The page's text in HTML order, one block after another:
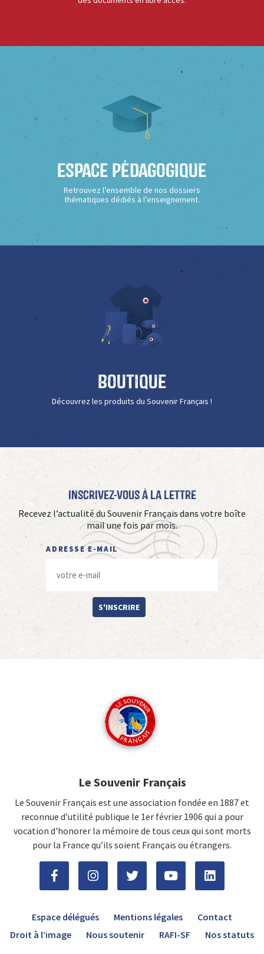
Espace Pédagogique
Retrouvez l’ensemble de nos dossiers
thématiques dédiés à l’enseignement.
Boutique
Découvrez les produits du Souvenir Français !
Inscrivez-vous à La Lettre
Recevez l’actualité du Souvenir Français dans votre boîte
mail une fois par mois.
ADRESSE E-MAIL
S'INSCRIRE
Le Souvenir Français
Le Souvenir Français est une association fondée en 1887 et
reconnue d’utilité publique le 1er février 1906 qui a pour
vocation d'honorer la mémoire de tous ceux qui sont morts
pour la France qu’ils soient Français ou étrangers.
Espace délégués Mentions légales
Contact
Droit à l’image
Nous soutenir RAFI-SF Nos statuts